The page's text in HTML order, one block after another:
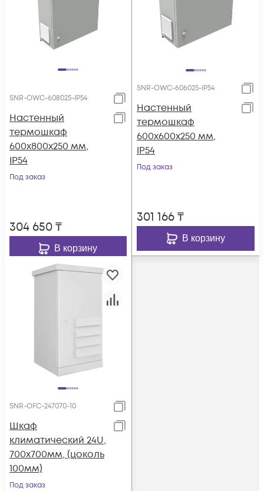
SNR-OWC-608025-IP54
Настенный
термошкаф
600x800x250 мм,
IP54
Под заказ
304 650₸
В корзину
SNR-OWC-606025-IP54
Настенный
термошкаф
600x600x250 мм,
IP54
Под заказ
301 166₸
В корзину
SNR-OFC-247070-10
Шкаф
климатический 24U,
700х700мм, (цоколь
100мм)
Под заказ